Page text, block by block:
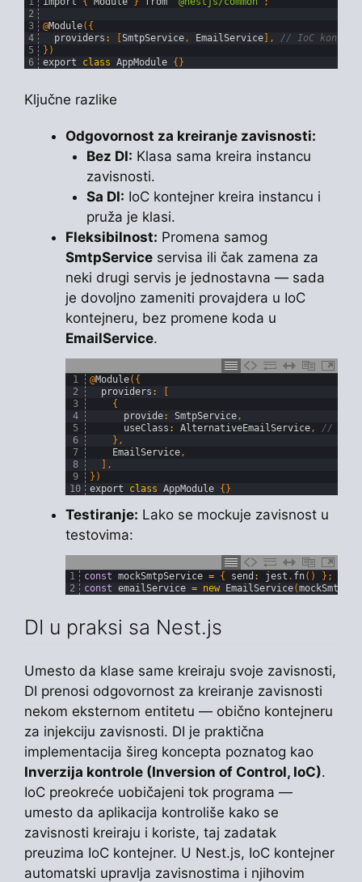
2
3
4
5
6
@Module( {
providers : SmtpService, EmailService ,
// IoC
} )
export
class AppModule { }
Ključne razlike
Odgovornost za kreiranje zavisnosti:
Bez DI: Klasa sama kreira instancu
zavisnosti.
Sa DI: IoC kontejner kreira instancu i
pruža je klasi.
Fleksibilnost: Promena samog
SmtpService servisa ili čak zamena za
neki drugi servis je jednostavna — sada
je dovoljno zameniti provajdera u IoC
kontejneru, bez promene koda u
EmailService.
1
2
3
4
5
6
7
8
9
10
@Module( {
providers :
[
{
provide: SmtpService,
useClass : AlternativeEmailService,
//
} ,
EmailService,
] ,
} )
export
class AppModule {}
Testiranje: Lako se mockuje zavisnost u
testovima:
1
2
const mockSmtpService = { send : jest . fn( ) } ;
const emailService = new EmailService(
DI u praksi sa Nest.js
Umesto da klase same kreiraju svoje zavisnosti,
DI prenosi odgovornost za kreiranje zavisnosti
nekom eksternom entitetu — obično kontejneru
za injekciju zavisnosti. DI je praktična
implementacija šireg koncepta poznatog kao
Inverzija kontrole (Inversion of Control, IoC).
IoC preokreće uobičajeni tok programa —
umesto da aplikacija kontroliše kako se
zavisnosti kreiraju i koriste, taj zadatak
preuzima IoC kontejner. U Nest.js, IoC kontejner
automatski upravlja zavisnostima i njihovim